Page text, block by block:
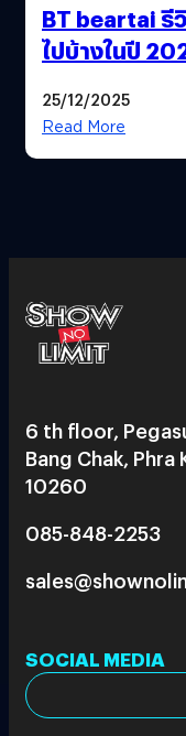
BT beartai รี
ไปบ้างในปี
25/12/2025
Read More
6 th floor,
Bang Chak,
10260
085-848-2253
SOCIAL MEDIA